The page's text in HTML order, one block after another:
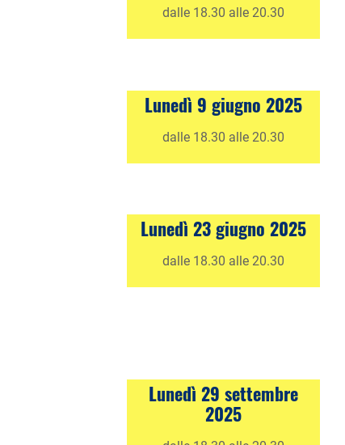
dalle 18.30 alle 20.30
Lunedì 9 giugno 2025
dalle 18.30 alle 20.30
Lunedì23 giugno 2025
dalle 18.30 alle 20.30
Lunedì 29 settembre
2025